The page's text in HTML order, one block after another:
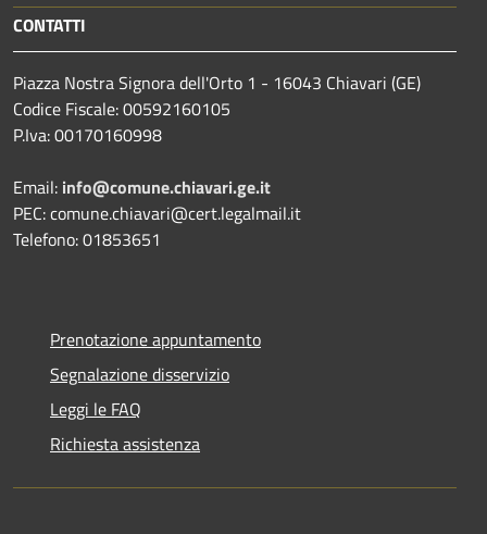
CONTATTI
Piazza Nostra Signora dell'Orto 1 - 16043 Chiavari (GE)
Codice Fiscale: 00592160105
P.Iva: 00170160998
Email: info@comune.chiavari.ge.it
PEC: comune.chiavari@cert.legalmail.it
Telefono: 01853651
Prenotazione appuntamento
Segnalazione disservizio
Leggi le FAQ
Richiesta assistenza